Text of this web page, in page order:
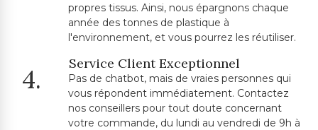
propres tissus. Ainsi, nous épargnons chaque
année des tonnes de plastique à
l'environnement, et vous pourrez les réutiliser.
4.
Service Client Exceptionnel
Pas de chatbot, mais de vraies personnes qui
vous répondent immédiatement. Contactez
nos conseillers pour tout doute concernant
votre commande, du lundi au vendredi de 9h à